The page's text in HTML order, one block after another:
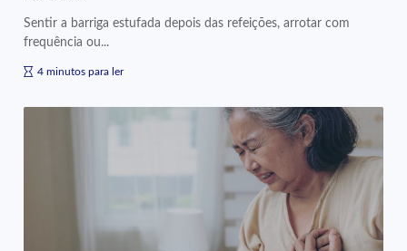
Sentir a barriga estufada depois das refeições, arrotar com
frequência ou...
4 minutos para ler